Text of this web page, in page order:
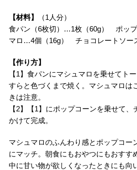
【材料】
（1人分）
食パン（6枚切）…1枚（60g） ポッ
マロ…4個（16g） チョコレートソー
【作り方】
【1】食パンにマシュマロを乗せてト
すらと色づくまで焼く。マシュマロは
きは注意。
【2】【1】にポップコーンを乗せて
かけて完成。
マシュマロのふんわり感とポップコー
にマッチ。朝食にもおやつにもおすす
中に甘い物が欲しくなったときにも向